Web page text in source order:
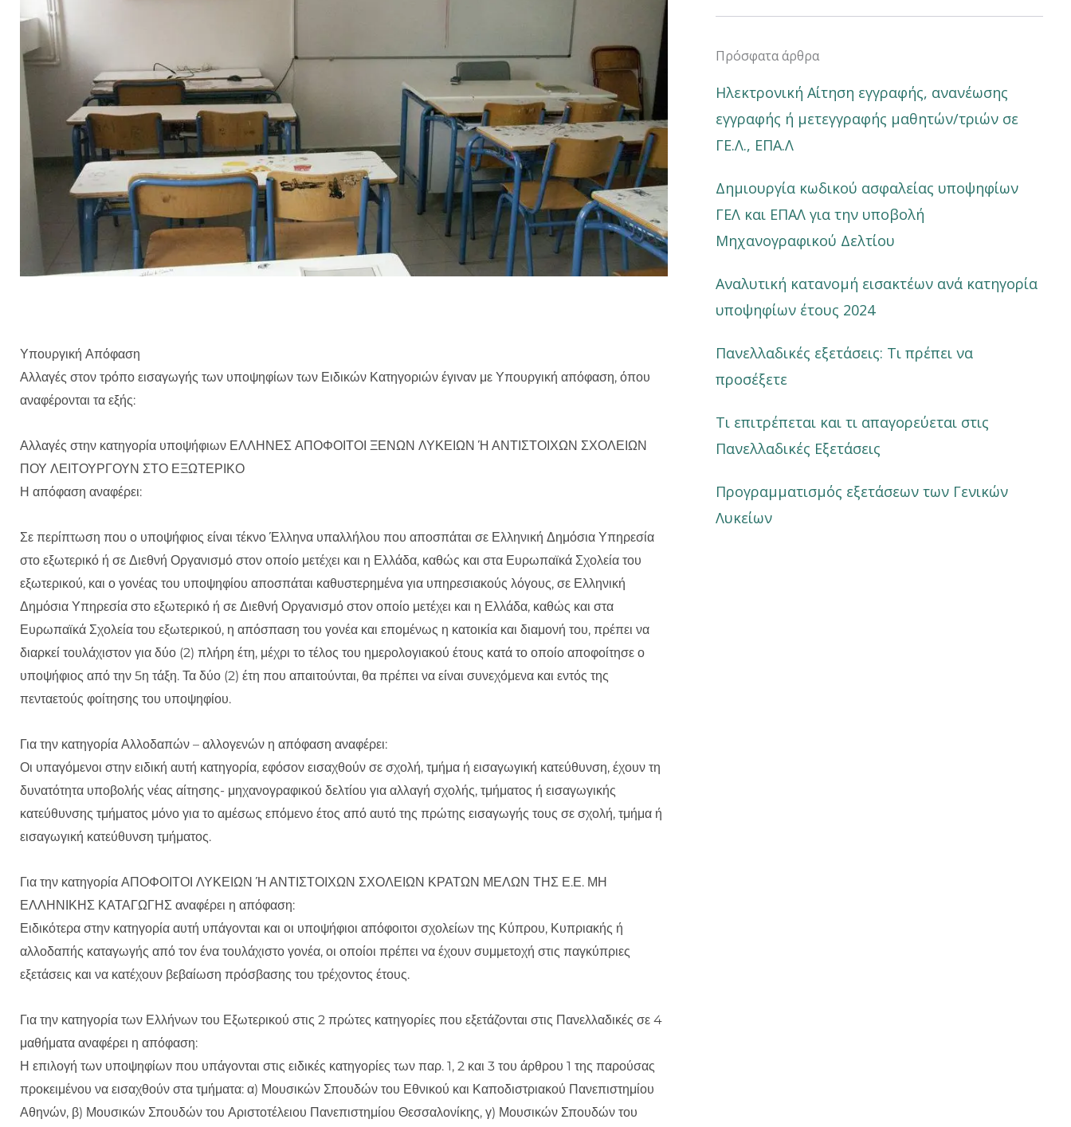
Υπουργική Απόφαση
Αλλαγές στον τρόπο εισαγωγής των υποψηφίων των Ειδικών Κατηγοριών έγιναν με Υπουργική απόφαση, όπου
αναφέρονται τα εξής:
Αλλαγές στην κατηγορία υποψήφιων ΕΛΛΗΝΕΣ ΑΠΟΦΟΙΤΟΙ ΞΕΝΩΝ ΛΥΚΕΙΩΝ Ή ΑΝΤΙΣΤΟΙΧΩΝ ΣΧΟΛΕΙΩΝ
ΠΟΥ ΛΕΙΤΟΥΡΓΟΥΝ ΣΤΟ ΕΞΩΤΕΡΙΚΟ
Η απόφαση αναφέρει:
Σε περίπτωση που ο υποψήφιος είναι τέκνο Έλληνα υπαλλήλου που αποσπάται σε Ελληνική Δημόσια Υπηρεσία
στο εξωτερικό ή σε Διεθνή Οργανισμό στον οποίο μετέχει και η Ελλάδα, καθώς και στα Ευρωπαϊκά Σχολεία του
εξωτερικού, και ο γονέας του υποψηφίου αποσπάται καθυστερημένα για υπηρεσιακούς λόγους, σε Ελληνική
Δημόσια Υπηρεσία στο εξωτερικό ή σε Διεθνή Οργανισμό στον οποίο μετέχει και η Ελλάδα, καθώς και στα
Ευρωπαϊκά Σχολεία του εξωτερικού, η απόσπαση του γονέα και επομένως η κατοικία και διαμονή του, πρέπει να
διαρκεί τουλάχιστον για δύο (2) πλήρη έτη, μέχρι το τέλος του ημερολογιακού έτους κατά το οποίο αποφοίτησε ο
υποψήφιος από την 5η τάξη. Τα δύο (2) έτη που απαιτούνται, θα πρέπει να είναι συνεχόμενα και εντός της
πενταετούς φοίτησης του υποψηφίου.
Για την κατηγορία Αλλοδαπών – αλλογενών η απόφαση αναφέρει:
Οι υπαγόμενοι στην ειδική αυτή κατηγορία, εφόσον εισαχθούν σε σχολή, τμήμα ή εισαγωγική κατεύθυνση, έχουν τη
δυνατότητα υποβολής νέας αίτησης- μηχανογραφικού δελτίου για αλλαγή σχολής, τμήματος ή εισαγωγικής
κατεύθυνσης τμήματος μόνο για το αμέσως επόμενο έτος από αυτό της πρώτης εισαγωγής τους σε σχολή, τμήμα ή
εισαγωγική κατεύθυνση τμήματος.
Για την κατηγορία ΑΠΟΦΟΙΤΟΙ ΛΥΚΕΙΩΝ Ή ΑΝΤΙΣΤΟΙΧΩΝ ΣΧΟΛΕΙΩΝ ΚΡΑΤΩΝ ΜΕΛΩΝ ΤΗΣ Ε.Ε. ΜΗ
ΕΛΛΗΝΙΚΗΣ ΚΑΤΑΓΩΓΗΣ αναφέρει η απόφαση:
Ειδικότερα στην κατηγορία αυτή υπάγονται και οι υποψήφιοι απόφοιτοι σχολείων της Κύπρου, Κυπριακής ή
αλλοδαπής καταγωγής από τον ένα τουλάχιστο γονέα, οι οποίοι πρέπει να έχουν συμμετοχή στις παγκύπριες
εξετάσεις και να κατέχουν βεβαίωση πρόσβασης του τρέχοντος έτους.
Για την κατηγορία των Ελλήνων του Εξωτερικού στις 2 πρώτες κατηγορίες που εξετάζονται στις Πανελλαδικές σε 4
μαθήματα αναφέρει η απόφαση:
Η επιλογή των υποψηφίων που υπάγονται στις ειδικές κατηγορίες των παρ. 1, 2 και 3 του άρθρου 1 της παρούσας
προκειμένου να εισαχθούν στα τμήματα: α) Μουσικών Σπουδών του Εθνικού και Καποδιστριακού Πανεπιστημίου
Αθηνών, β) Μουσικών Σπουδών του Αριστοτέλειου Πανεπιστημίου Θεσσαλονίκης, γ) Μουσικών Σπουδών του
Πρόσφατα άρθρα
Ηλεκτρονική Αίτηση εγγραφής, ανανέωσης
εγγραφής ή μετεγγραφής μαθητών/τριών σε
ΓΕ.Λ., ΕΠΑ.Λ
Δημιουργία κωδικού ασφαλείας υποψηφίων
ΓΕΛ και ΕΠΑΛ για την υποβολή
Μηχανογραφικού Δελτίου
Αναλυτική κατανομή εισακτέων ανά κατηγορία
υποψηφίων έτους 2024
Πανελλαδικές εξετάσεις: Τι πρέπει να
προσέξετε
Τι επιτρέπεται και τι απαγορεύεται στις
Πανελλαδικές Εξετάσεις
Προγραμματισμός εξετάσεων των Γενικών
Λυκείων